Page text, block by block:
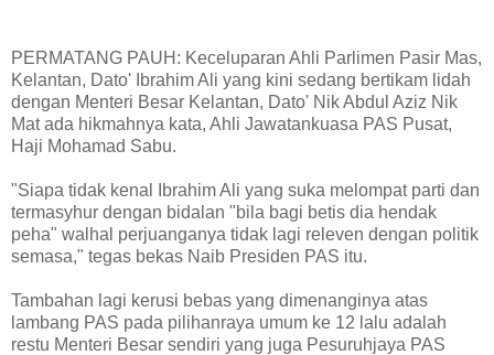
PERMATANG PAUH: Keceluparan Ahli Parlimen Pasir Mas,
Kelantan, Dato' Ibrahim Ali yang kini sedang bertikam lidah
dengan Menteri Besar Kelantan, Dato' Nik Abdul Aziz Nik
Mat ada hikmahnya kata, Ahli Jawatankuasa PAS Pusat,
Haji Mohamad Sabu.
"Siapa tidak kenal Ibrahim Ali yang suka melompat parti dan
termasyhur dengan bidalan "bila bagi betis dia hendak
peha" walhal perjuanganya tidak lagi releven dengan politik
semasa," tegas bekas Naib Presiden PAS itu.
Tambahan lagi kerusi bebas yang dimenanginya atas
lambang PAS pada pilihanraya umum ke 12 lalu adalah
restu Menteri Besar sendiri yang juga Pesuruhjaya PAS